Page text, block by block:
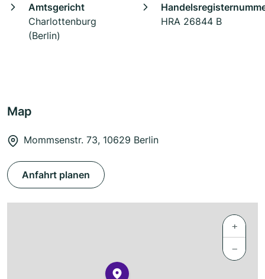
Amtsgericht
Charlottenburg
(Berlin)
HRA 26844 B
Map
Mommsenstr. 73, 10629 Berlin
Anfahrt planen
+
−